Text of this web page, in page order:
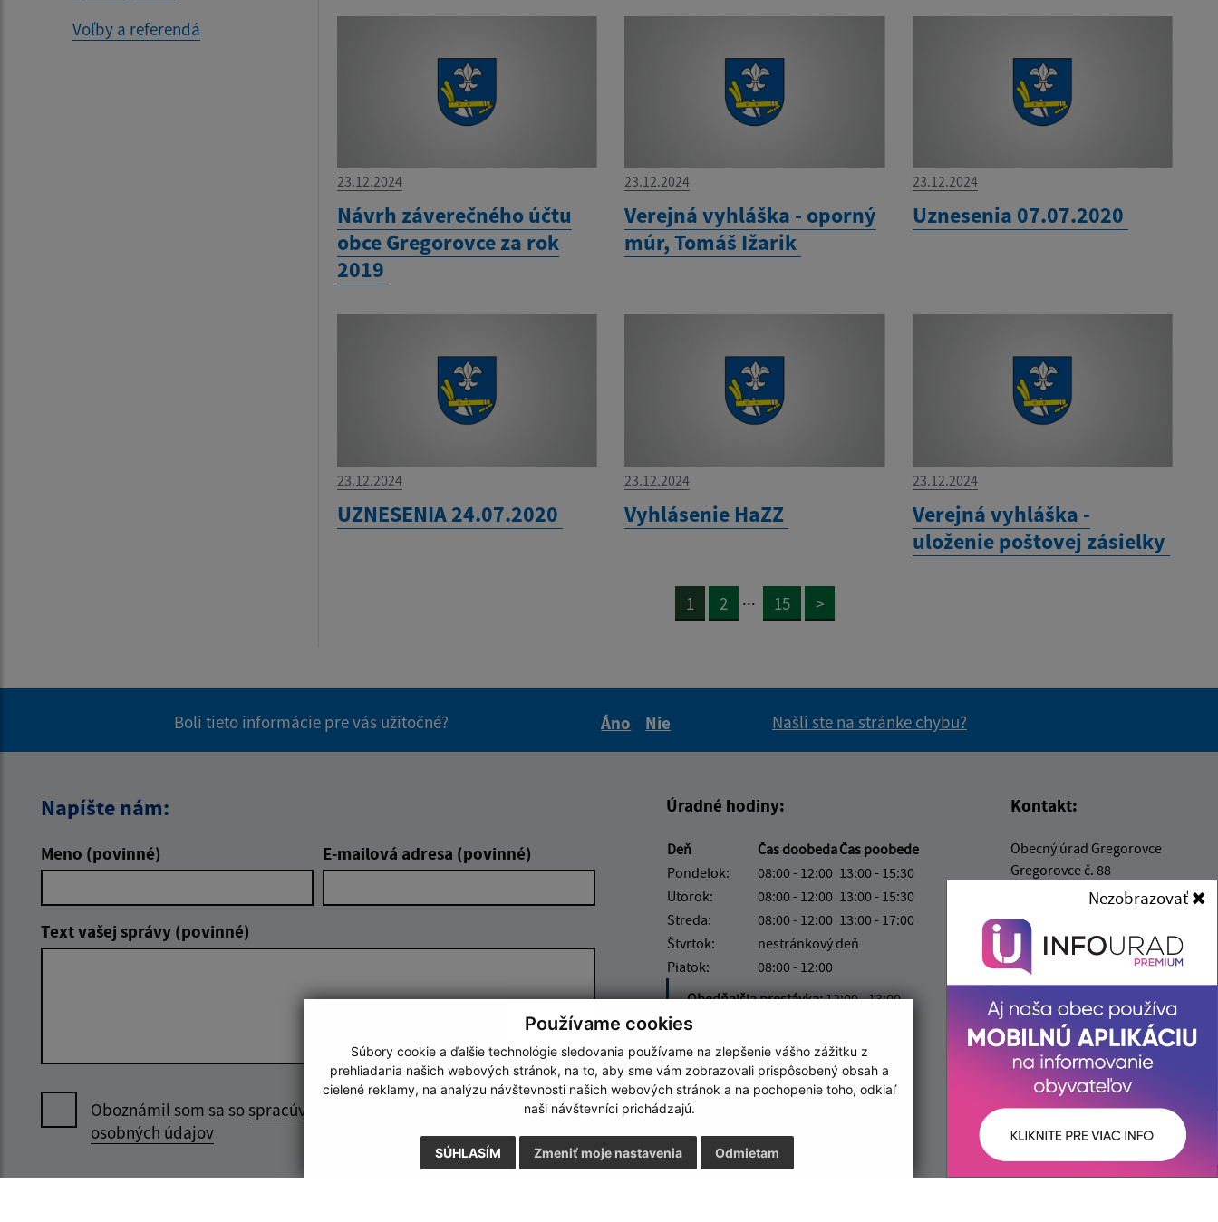
Používame cookies
Súbory cookie a ďalšie technológie sledovania používame na zlepšenie vášho zážitku z
prehliadania našich webových stránok, na to, aby sme vám zobrazovali prispôsobený obsah a
cielené reklamy, na analýzu návštevnosti našich webových stránok a na pochopenie toho, odkiaľ
naši návštevníci prichádzajú.
SÚHLASÍM Odmietam
Zmeniť moje nastavenia
Nezobrazovať
Voľby a referendá
23.12.2024
Návrh záverečného účtu
obce Gregorovce za rok
2019
23.12.2024
Verejná vyhláška - oporný
múr, Tomáš Ižarik
23.12.2024
Uznesenia 07.07.2020
23.12.2024
UZNESENIA 24.07.2020
23.12.2024
Vyhlásenie HaZZ
23.12.2024
Verejná vyhláška -
uloženie poštovej zásielky
1 2 ... 15 >
Boli tieto informácie pre vás užitočné?
Áno
Nie
Našli ste na stránke chybu?
Napíšte nám:
Meno (povinné) E-mailová adresa (povinné)
Text vašej správy (povinné)
Oboznámil som sa sospracúvaním
osobných údajov
Google reCaptcha Response
Odoslať správu
Úradné hodiny:
Deň Čas doobedaČas poobede
Pondelok:
08:00 - 12:00 13:00 - 15:30
Utorok:
08:00 - 12:00 13:00 - 15:30
Streda:
08:00 - 12:00 13:00 - 17:00
Štvrtok:
nestránkový deň
Piatok:
08:00 - 12:00
Obedňajšia prestávka:12:00 - 13:00
Kontakt:
Obecný úrad Gregorovce
Gregorovce č. 88
082 66 Uzovce
info@obecgregorovce.sk
+421 911 028 880
IČO: 00327051